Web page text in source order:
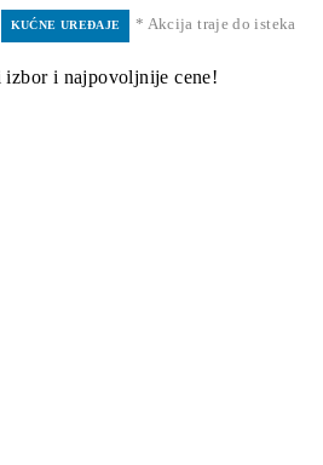
KUĆNE UREĐAJE
* Akcija traje do isteka
i najpovoljnije cene!